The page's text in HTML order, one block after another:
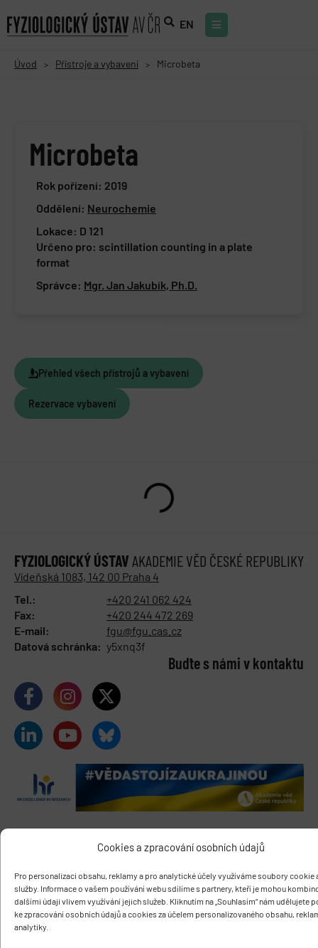
Cookies a zpracování osobních údajů
Pro personalizaci obsahu, reklamy a pro analytické účely využíváme soubory cookie
služby. Informace o vašem používání webu sdílíme s partnery, kteří je mohou
dalšími údaji vlivem využívání jejich služeb. Kliknutím na „Souhlasím“ nám udělujete
ke zpracování osobních údajů a cookies za účelem personalizovaného obsahu,
analytiky.
EN
Úvod > Přístroje a vybavení > Microbeta
Microbeta
Rok pořízení: 2019
Oddělení: Neurochemie
Lokace: D 121
Určeno pro: scintillation counting in a plate
format
Správce: Mgr. Jan Jakubík, Ph.D.
Přehled všech přístrojů a vybavení
Rezervace vybavení
FYZIOLOGICKÝ ÚSTAV AKADEMIE VĚD ČESKÉ REPUBLIKY
Vídeňská 1083, 142 00 Praha 4
Tel.:
+420 241 062 424
Fax:
+420 244 472 269
E-mail:
fgu@fgu.cas.cz
Datová schránka: y5xnq3f
Buďte s námi v kontaktu
Základní informace
Vedení a struktura
Knihovna